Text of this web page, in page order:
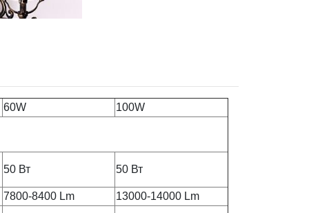
60W 100W
50 Вт 50 Вт
7800-8400 Lm 13000-14000 Lm